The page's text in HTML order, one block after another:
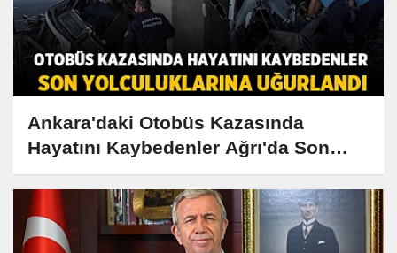
Ankara'daki Otobüs Kazasında
Hayatını Kaybedenler Ağrı'da Son
Yolculuklarına Uğurlandı